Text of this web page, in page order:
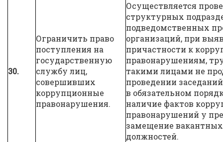
30.
Ограничить право
поступления на
государственную
службу лиц,
совершивших
коррупционные
правонарушения.
Осуществляется
структурных
подведомственных
организаций, при
причастности к
правонарушениям,
такими лицами не
проведении
в обязательном
наличие фактов
правонарушений у
замещение
должностей.